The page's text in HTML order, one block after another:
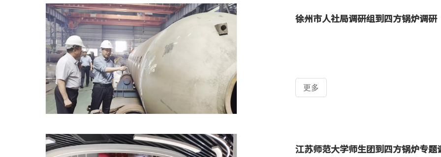
徐州市人社局调研组到四方锅炉调研
更多
江苏师范大学师生团到四方锅炉专题